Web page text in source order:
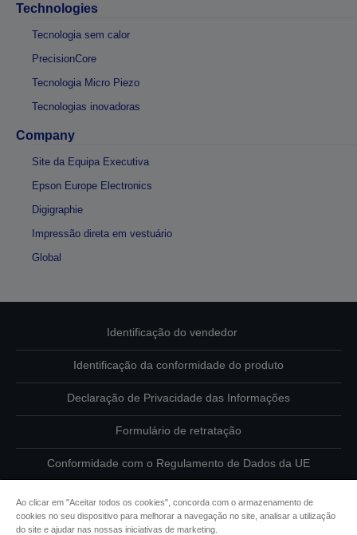
Technologies
Tecnologia sem calor
PrecisionCore
Tecnologia Micro Piezo
Tecnologias inovadoras
Company
Site da Equipa Executiva
Epson Europe Electronics
Digigraphie
Impressão direta em vestuário
Global
Identificação do vendedor
Identificação da conformidade do produto
Declaração de Privacidade das Informações
Formulário de retratação
Conformidade com o Regulamento de Dados da UE
Informações sobre cookies
Ao clicar em "Aceitar todos os cookies", concorda com o armazenamento de
cookies no seu dispositivo para melhorar a navegação no site, analisar a utilização
do site e ajudar nas nossas iniciativas de marketing.